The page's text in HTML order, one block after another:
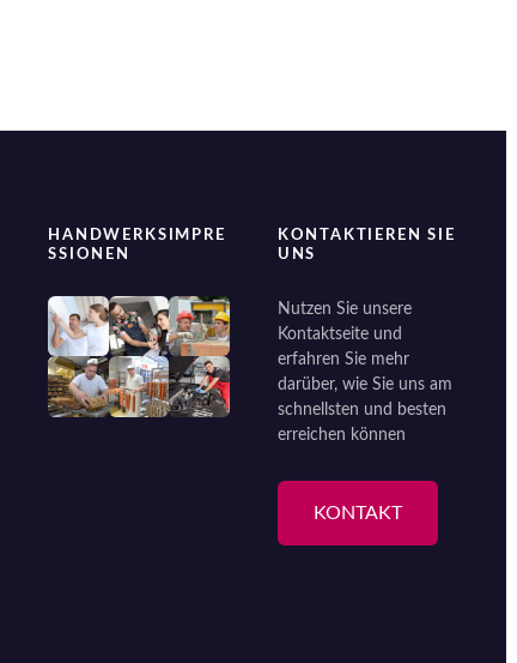
HANDWERKSIMPRE
SSIONEN
KONTAKTIEREN SIE
UNS
Nutzen Sie unsere
Kontaktseite und
erfahren Sie mehr
darüber, wie Sie uns am
schnellsten und besten
erreichen können
KONTAKT